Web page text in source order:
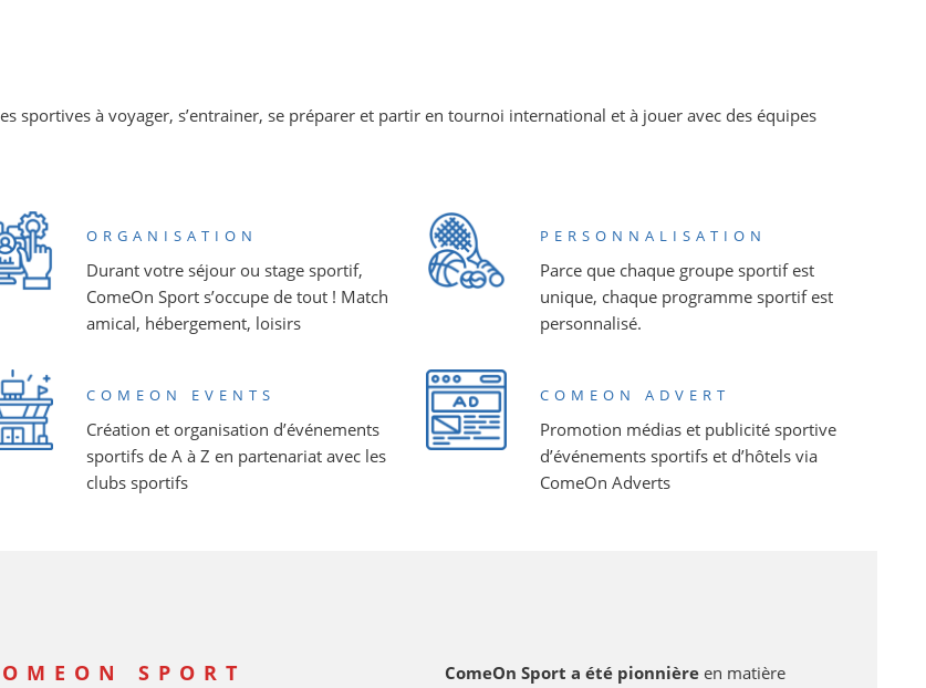
sportives à voyager, s’entrainer, se préparer et partir en tournoi international et à jouer avec des équipes
ORGANISATION
Durant votre séjour ou stage sportif,
ComeOn Sport s’occupe de tout ! Match
amical, hébergement, loisirs
PERSONNALISATION
Parce que chaque groupe sportif est
unique, chaque programme sportif est
personnalisé.
COMEON EVENTS
Création et organisation d’événements
sportifs de A à Z en partenariat avec les
clubs sportifs
COMEON ADVERT
Promotion médias et publicité sportive
d’événements sportifs et d’hôtels via
ComeOn Adverts
SPORT ComeOn Sport a été pionnièreen matière